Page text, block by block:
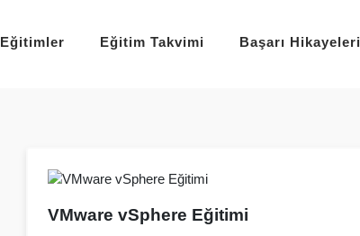
Eğitimler Eğitim Takvimi Başarı Hikayeleri
VMware vSphere Eğitimi